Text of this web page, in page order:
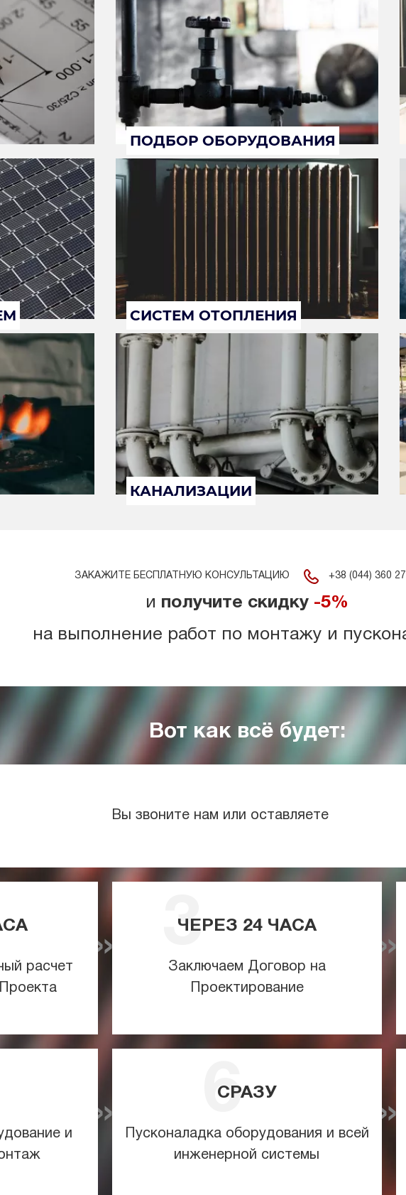
ПОДБОР ОБОРУДОВАНИЯ
СИСТЕМ ОТОПЛЕНИЯ
КАНАЛИЗАЦИИ
ЗАКАЖИТЕ БЕСПЛАТНУЮ КОНСУЛЬТАЦИЮ +38 (044) 360
и получите скидку -5%
на выполнение работ по монтажу и
Вот как всё будет:
Вы звоните нам или оставляете
расчет
ЧЕРЕЗ 24ЧАСА
Заключаем Договор на
Проектирование
и
СРАЗУ
Пусконаладка оборудования и всей
инженерной системы